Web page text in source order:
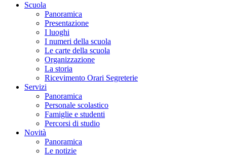
Scuola
Panoramica
Presentazione
I luoghi
I numeri della scuola
Le carte della scuola
Organizzazione
La storia
Ricevimento Orari Segreterie
Servizi
Panoramica
Personale scolastico
Famiglie e studenti
Percorsi di studio
Novità
Panoramica
Le notizie